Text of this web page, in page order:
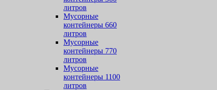
литров
Мусорные
контейнеры 660
литров
Мусорные
контейнеры 770
литров
Мусорные
контейнеры 1100
литров